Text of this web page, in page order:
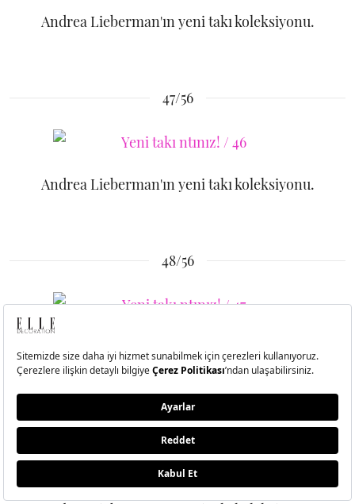
Andrea Lieberman'ın yeni takı koleksiyonu.
47/56
Andrea Lieberman'ın yeni takı koleksiyonu.
48/56
Andrea Lieberman'ın yeni takı koleksiyonu.
49/56